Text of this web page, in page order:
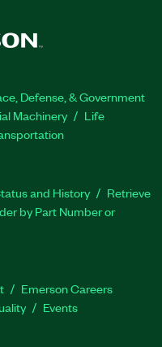
Defense, & Government
Machinery
Life
and History
Retrieve
by Part Number or
Emerson Careers
Events